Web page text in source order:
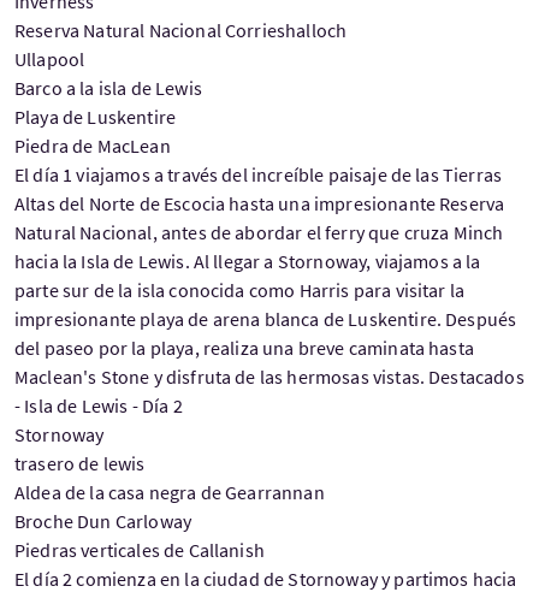
Reserva Natural Nacional Corrieshalloch
Ullapool
Barco a la isla de Lewis
Playa de Luskentire
Piedra de MacLean
El día 1 viajamos a través del increíble paisaje de las Tierras
Altas del Norte de Escocia hasta una impresionante Reserva
Natural Nacional, antes de abordar el ferry que cruza Minch
hacia la Isla de Lewis. Al llegar a Stornoway, viajamos a la
parte sur de la isla conocida como Harris para visitar la
impresionante playa de arena blanca de Luskentire. Después
del paseo por la playa, realiza una breve caminata hasta
Maclean's Stone y disfruta de las hermosas vistas. Destacados
- Isla de Lewis - Día 2
Stornoway
trasero de lewis
Aldea de la casa negra de Gearrannan
Broche Dun Carloway
Piedras verticales de Callanish
El día 2 comienza en la ciudad de Stornoway y partimos hacia